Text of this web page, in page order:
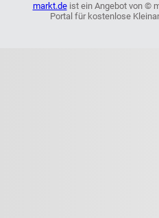
markt.deist ein Angebot von ©
Portal für kostenlose